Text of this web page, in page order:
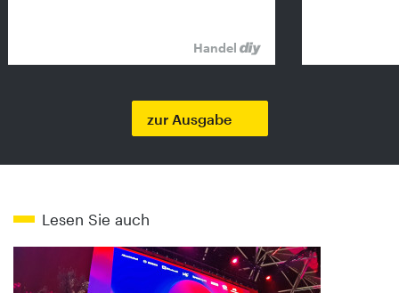
Handel
zur Ausgabe
Lesen Sie auch